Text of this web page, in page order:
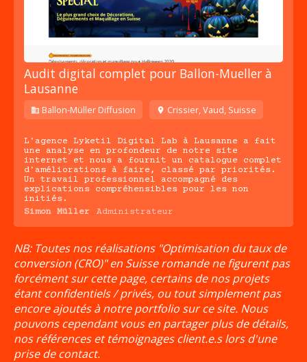
Audit digital complet pour Ballon-Mueller à
Lausanne
Ballon-Müller Diffusion Crissier, Vaud, Suisse
L'agence Lyketil Digital Lab à Lausanne a fait
une analyse en profondeur de notre site
internet et nous a fournit un catalogue complet
d'améliorations à faire, classé par priorités.
Un travail professionnel accompagné des
explications compréhensibles pour les non
initiés.
Simon Müller
Administrateur
NB: Toutes nos réalisations "Optimisation du taux de
conversion (CRO)" en Suisse romande ne figurent pas
forcément sur cette page, certains de nos projets
étant confidentiels / privés, ou tout simplement pas
encore ajoutés à notre portfolio sur ce site. Nous
pouvons cependant vous en partager plus de détails,
nos références et témoignages client.e.s lors d'une
prise de contact.